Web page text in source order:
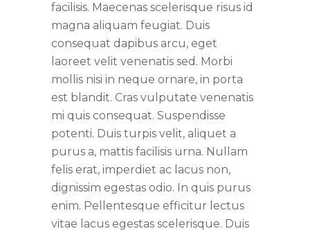
facilisis. Maecenas scelerisque risus id
magna aliquam feugiat. Duis
consequat dapibus arcu, eget
laoreet velit venenatis sed. Morbi
mollis nisi in neque ornare, in porta
est blandit. Cras vulputate venenatis
mi quis consequat. Suspendisse
potenti. Duis turpis velit, aliquet a
purus a, mattis facilisis urna. Nullam
felis erat, imperdiet ac lacus non,
dignissim egestas odio. In quis purus
enim. Pellentesque efficitur lectus
vitae lacus egestas scelerisque. Duis